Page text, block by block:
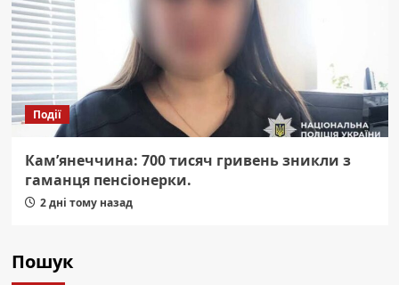
Події
Кам’янеччина: 700 тисяч гривень зникли з
гаманця пенсіонерки.
2 дні тому назад
Пошук